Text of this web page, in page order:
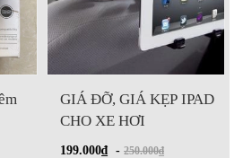
GIÁ ĐỠ, GIÁ KẸP IPAD
CHO XE HƠI
-250.000₫
Giá đỡ